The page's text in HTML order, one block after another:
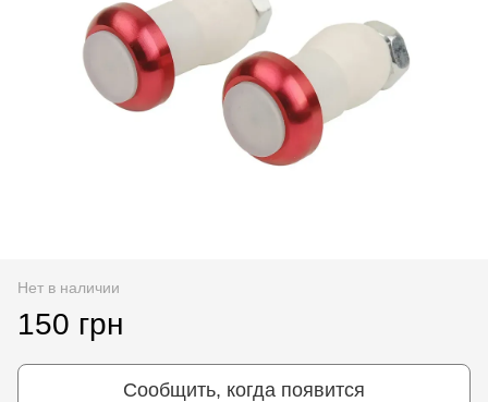
Нет в наличии
150 грн
Сообщить, когда появится